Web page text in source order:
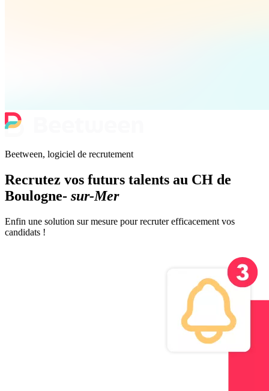
Beetween, logiciel de recrutement
Recrutez vos futurs talents au CH de
Boulogne- sur-Mer
Enfin une solution sur mesure pour recruter efficacement vos
candidats !